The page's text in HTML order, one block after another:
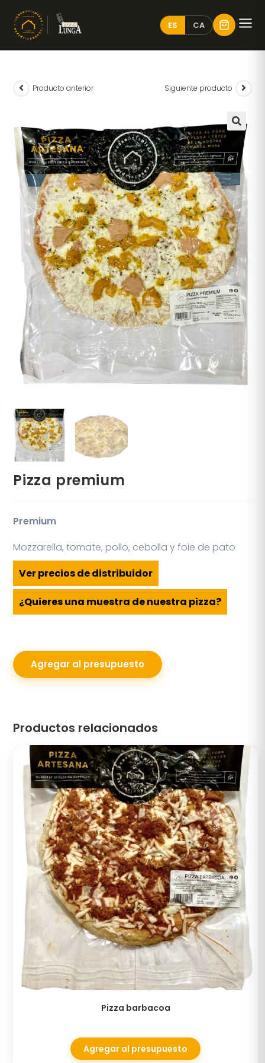
ES CA
Producto anterior Siguiente producto
Pizza premium
Premium
Mozzarella, tomate, pollo, cebolla y foie de pato
Ver precios de distribuidor
¿Quieres una muestra de nuestra pizza?
Agregar al presupuesto
Productos relacionados
Pizza barbacoa
Agregar al presupuesto